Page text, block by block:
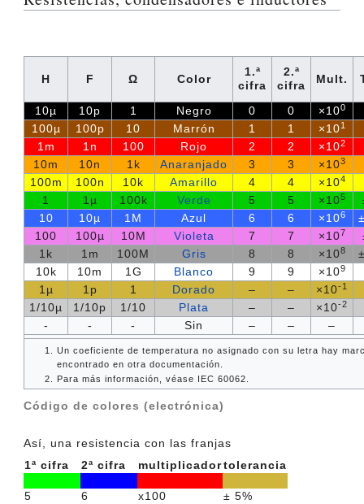
Código de colores (electrónica)
H F Ω Color
1.ª
cifra
2.ª
cifra
Mult.
10µ 10p 1 Negro 0 0 ×100
100µ 100p 10 Marrón 1 1 ×101
1m 1n 100 Rojo 2 2 ×102
10m 10n 1k Anaranjado 3 3 ×103
100m 100n 10k Amarillo 4 4 ×104
1 1µ 100k Verde 5 5 ×105
10
10µ 1M Azul 6 6 ×106
100
100µ 10M Violeta 7 7 ×107
1k
1m 100M Gris 8 8 ×108
10k
10m 1G Blanco 9 9 ×109
1µ 1p 1 Dorado – – ×10-1
1/10µ 1/10p 1/10 Plata – – ×10-2
- - - Sin – – –
Un coeficiente de temperatura no asignado con su letra hay
encontrado en otra documentación.
Para más información, véase IEC 60062.
Así, una resistencia con las franjas
1ª cifra
2ª cifra multiplicadortolerancia
5
6 x100
± 5%